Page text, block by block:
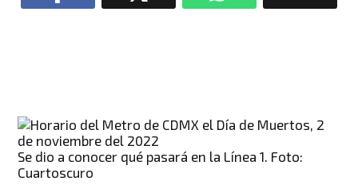
Se dio a conocer qué pasará en la Línea 1. Foto:
Cuartoscuro